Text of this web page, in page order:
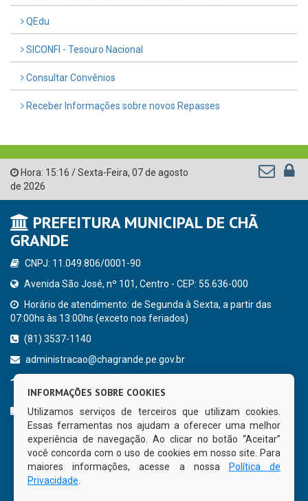
QEdu
SICONFI - Tesouro Nacional
Consultar Convênios
Receber Informações sobre novos Repasses
Hora: 15:16 /Sexta-Feira, 07 de agosto
de 2026
PREFEITURA MUNICIPAL DE CHÃ
GRANDE
CNPJ: 11.049.806/0001-90
Avenida São José, nº 101, Centro - CEP: 55.636-000
Horário de atendimento: de Segunda à Sexta, a partir das
07:00hs às 13:00hs (exceto nos feriados)
(81) 3537-1140
administracao@chagrande.pe.gov.br
CURTA NOSSA FAN PAGE
INFORMAÇÕES SOBRE COOKIES
Utilizamos serviços de terceiros que utilizam cookies.
Essas ferramentas nos ajudam a oferecer uma melhor
experiência de navegação. Ao clicar no botão “Aceitar”
você concorda com o uso de cookies em nosso site. Para
maiores informações, acesse a nossa
Política de
Privacidade